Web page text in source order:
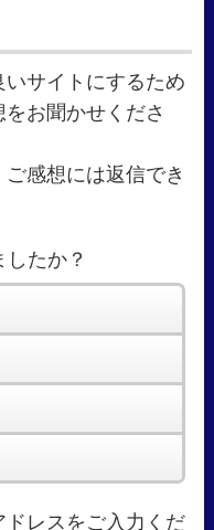
サイトにするため
お聞かせくださ
感想には返信でき
たか？
レスをご入力くだ